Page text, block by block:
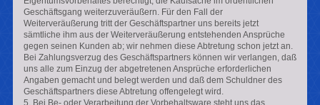
Geschäftsgang weiterzuveräußern. Für den Fall der
Weiterveräußerung tritt der Geschäftspartner uns bereits jetzt
sämtliche ihm aus der Weiterveräußerung entstehenden Ansprüche
gegen seinen Kunden ab; wir nehmen diese Abtretung schon jetzt an.
Bei Zahlungsverzug des Geschäftspartners können wir verlangen, daß
uns alle zum Einzug der abgetretenen Ansprüche erforderlichen
Angaben gemacht und belegt werden und daß dem Schuldner des
Geschäftspartners diese Abtretung offengelegt wird.